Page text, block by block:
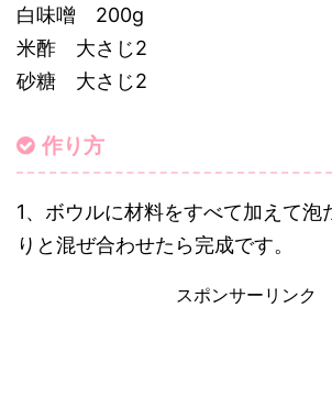
白味噌 200g
米酢 大さじ2
砂糖 大さじ2
作り方
1、ボウルに材料をすべて加えて泡
りと混ぜ合わせたら完成です。
スポンサーリンク